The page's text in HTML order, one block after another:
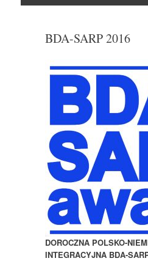
BDA-SARP 2016
DOROCZNA POLSKO-
INTEGRACYJNA BDA-